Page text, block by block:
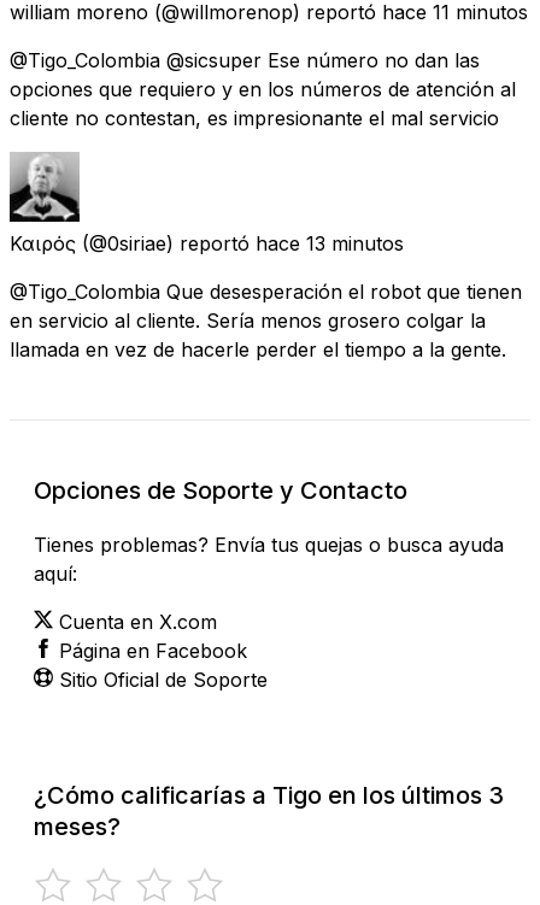
william moreno (@willmorenop) reportó hace 11 minutos
@Tigo_Colombia @sicsuper Ese número no dan las
opciones que requiero y en los números de atención al
cliente no contestan, es impresionante el mal servicio
Καιρός (@0siriae) reportó hace 13 minutos
@Tigo_Colombia Que desesperación el robot que tienen
en servicio al cliente. Sería menos grosero colgar la
llamada en vez de hacerle perder el tiempo a la gente.
Opciones de Soporte y Contacto
Tienes problemas? Envía tus quejas o busca ayuda
aquí:
Cuenta en X.com
Página en Facebook
Sitio Oficial de Soporte
¿Cómo calificarías a Tigo en los últimos 3
meses?